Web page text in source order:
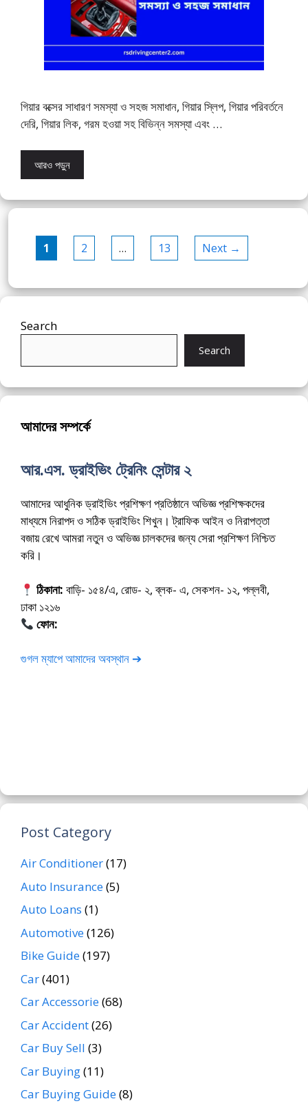
গিয়ার বক্সের সাধারণ সমস্যা ও সহজ সমাধান, গিয়ার স্লিপ, গিয়ার পরিবর্তনে
দেরি, গিয়ার লিক, গরম হওয়া সহ বিভিন্ন সমস্যা এবং …
আরও পড়ুন
Page
1 Page
2 … Page
13 Next →
Search
Search
আমাদের সম্পর্কে
আর.এস. ড্রাইভিং ট্রেনিং সেন্টার ২
আমাদের আধুনিক ড্রাইভিং প্রশিক্ষণ প্রতিষ্ঠানে অভিজ্ঞ প্রশিক্ষকদের
মাধ্যমে নিরাপদ ও সঠিক ড্রাইভিং শিখুন। ট্রাফিক আইন ও নিরাপত্তা
বজায় রেখে আমরা নতুন ও অভিজ্ঞ চালকদের জন্য সেরা প্রশিক্ষণ নিশ্চিত
করি।
ঠিকানা: বাড়ি- ১৫৪/এ, রোড- ২, ব্লক- এ, সেকশন- ১২, পল্লবী,
ঢাকা ১২১৬
ফোন:
গুগল ম্যাপে আমাদের অবস্থান ➔
Post Category
Air Conditioner(17)
Auto Insurance(5)
Auto Loans (1)
Automotive(126)
Bike Guide(197)
Car(401)
Car Accessorie(68)
Car Accident(26)
Car Buy Sell (3)
Car Buying(11)
Car Buying Guide(8)